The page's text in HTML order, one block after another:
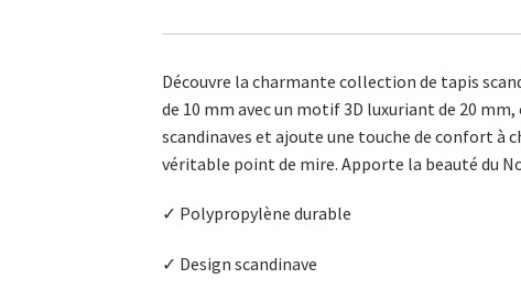
Découvre la charmante collection de tapis
de 10 mm avec un motif 3D luxuriant de 20
scandinaves et ajoute une touche de confort à
véritable point de mire. Apporte la beauté du
✓ Polypropylène durable
✓ Design scandinave